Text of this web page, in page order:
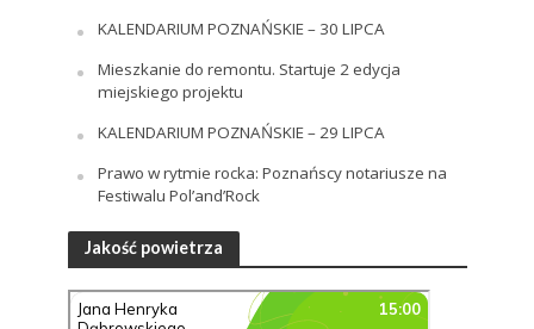
KALENDARIUM POZNAŃSKIE – 30 LIPCA
Mieszkanie do remontu. Startuje 2 edycja
miejskiego projektu
KALENDARIUM POZNAŃSKIE – 29 LIPCA
Prawo w rytmie rocka: Poznańscy notariusze na
Festiwalu Pol’and’Rock
Jakość powietrza